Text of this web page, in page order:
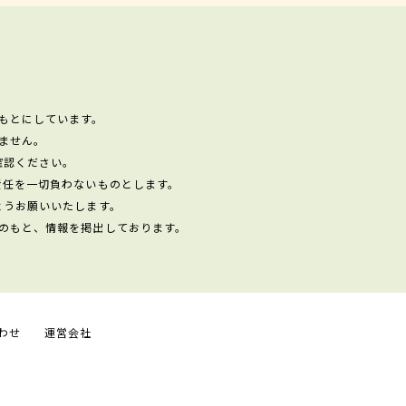
にしています。
ん。
ください。
を一切負わないものとします。
お願いいたします。
と、情報を掲出しております。
せ 運営会社